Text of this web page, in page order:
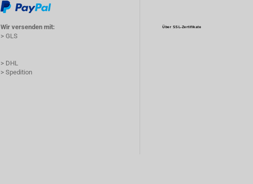
Wir versenden mit:
> GLS
> DHL
> Spedition
Über SSL-Zertifikate